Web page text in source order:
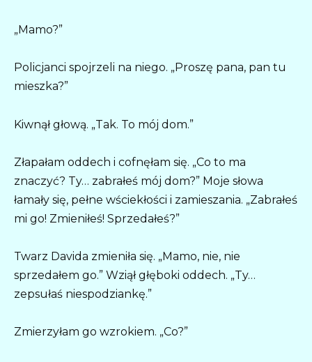
„Mamo?”
Policjanci spojrzeli na niego. „Proszę pana, pan tu
mieszka?”
Kiwnął głową. „Tak. To mój dom.”
Złapałam oddech i cofnęłam się. „Co to ma
znaczyć? Ty… zabrałeś mój dom?” Moje słowa
łamały się, pełne wściekłości i zamieszania. „Zabrałeś
mi go! Zmieniłeś! Sprzedałeś?”
Twarz Davida zmieniła się. „Mamo, nie, nie
sprzedałem go.” Wziął głęboki oddech. „Ty…
zepsułaś niespodziankę.”
Zmierzyłam go wzrokiem. „Co?”